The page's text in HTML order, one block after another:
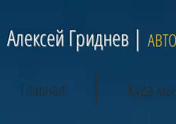
Алексей Гриднев |
Главная Куда